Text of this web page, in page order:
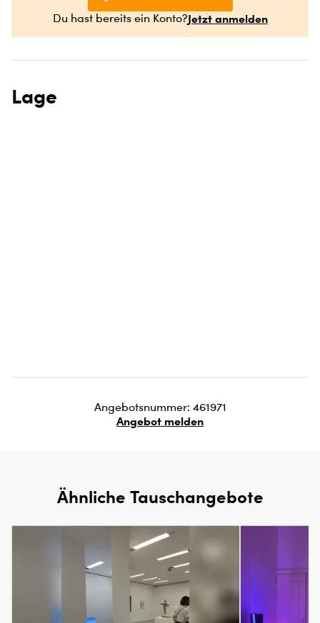
Du hast bereits ein Konto?Jetzt anmelden
Lage
Angebotsnummer: 461971
Angebot melden
Ähnliche Tauschangebote